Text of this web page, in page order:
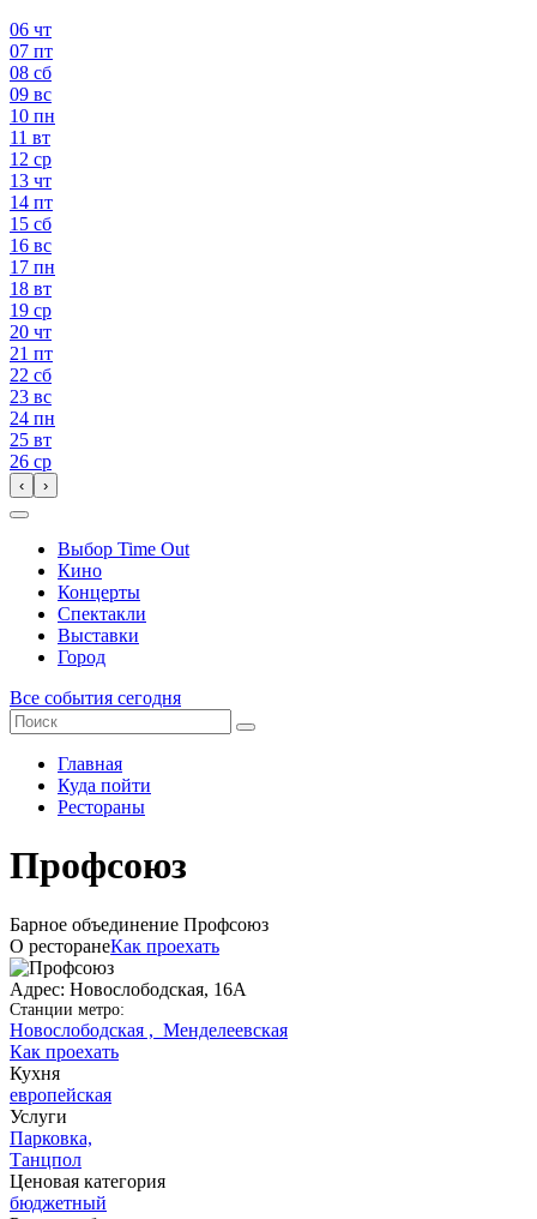
06 чт
07 пт
08 сб
09 вс
10 пн
11 вт
12 ср
13 чт
14 пт
15 сб
16 вс
17 пн
18 вт
19 ср
20 чт
21 пт
22 сб
23 вс
24 пн
25 вт
26 ср
‹ ›
Выбор Time Out
Кино
Концерты
Спектакли
Выставки
Город
Все события сегодня
Главная
Куда пойти
Рестораны
Профсоюз
Барное объединение Профсоюз
О ресторанеКак проехать
Адрес: Новослободская, 16А
Станции метро:
Новослободская , Менделеевская
Как проехать
Кухня
европейская
Услуги
Парковка,
Танцпол
Ценовая категория
бюджетный